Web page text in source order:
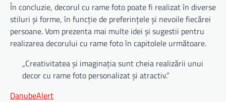
În concluzie, decorul cu rame foto poate fi realizat în diverse
stiluri și forme, în funcție de preferințele și nevoile fiecărei
persoane. Vom prezenta mai multe idei și sugestii pentru
realizarea decorului cu rame foto în capitolele următoare.
„Creativitatea și imaginația sunt cheia realizării unui
decor cu rame foto personalizat și atractiv.”
DanubeAlert